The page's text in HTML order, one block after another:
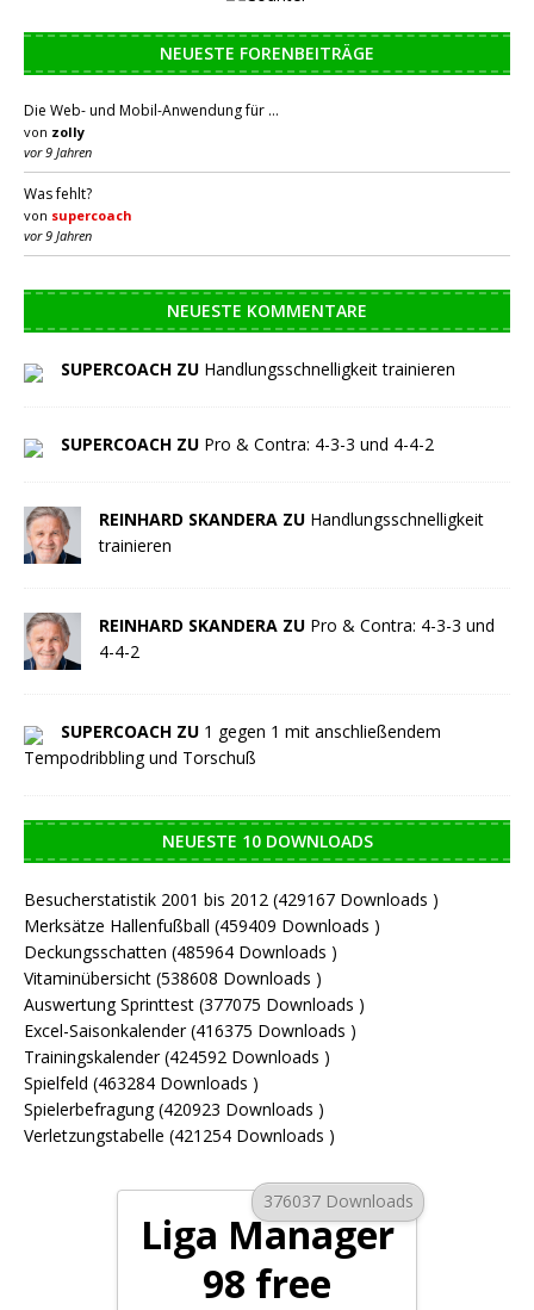
NEUESTE FORENBEITRÄGE
Die Web- und Mobil-Anwendung für …
von zolly
vor 9 Jahren
Was fehlt?
von supercoach
vor 9 Jahren
NEUESTE KOMMENTARE
SUPERCOACH ZU Handlungsschnelligkeit trainieren
SUPERCOACH ZU Pro & Contra: 4-3-3 und 4-4-2
REINHARD SKANDERA ZU Handlungsschnelligkeit
trainieren
REINHARD SKANDERA ZU Pro & Contra: 4-3-3 und
4-4-2
SUPERCOACH ZU 1 gegen 1 mit anschließendem
Tempodribbling und Torschuß
NEUESTE 10 DOWNLOADS
Besucherstatistik 2001 bis 2012 (429167 Downloads )
Merksätze Hallenfußball (459409 Downloads )
Deckungsschatten (485964 Downloads )
Vitaminübersicht (538608 Downloads )
Auswertung Sprinttest (377075 Downloads )
Excel-Saisonkalender (416375 Downloads )
Trainingskalender (424592 Downloads )
Spielfeld (463284 Downloads )
Spielerbefragung (420923 Downloads )
Verletzungstabelle (421254 Downloads )
376037 Downloads
Liga Manager
98 free